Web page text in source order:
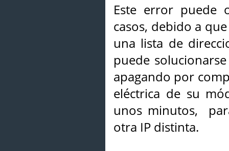
Este error puede
casos, debido a
una lista de
puede
apagando por
eléctrica de su
unos minutos,
otra IP distinta.